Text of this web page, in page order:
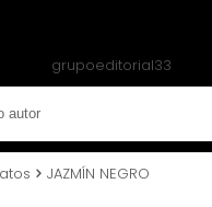
JAZMÍN NEGRO